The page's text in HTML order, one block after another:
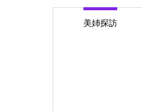
美姉探訪